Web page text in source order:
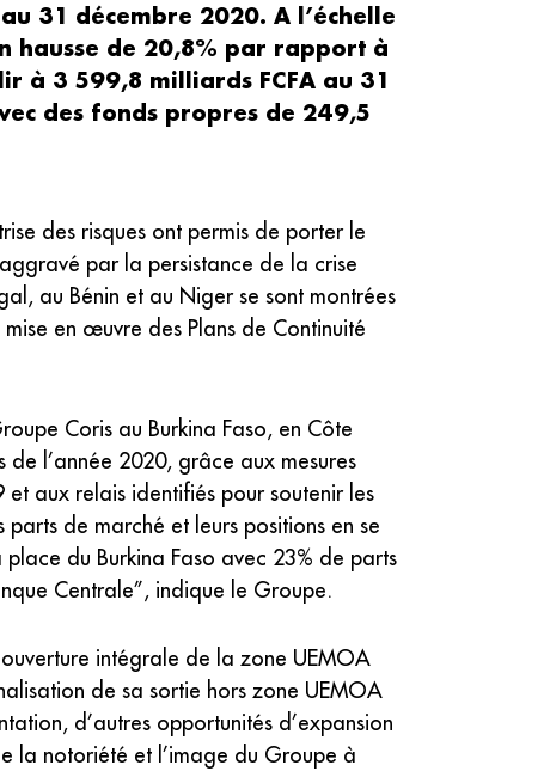
31 décembre 2020. A l’échelle
hausse de 20,8% par rapport à
à 3 599,8 milliards FCFA au 31
des fonds propres de 249,5
des risques ont permis de porter le
par la persistance de la crise
au Bénin et au Niger se sont montrées
en œuvre des Plans de Continuité
Coris au Burkina Faso, en Côte
l’année 2020, grâce aux mesures
aux relais identifiés pour soutenir les
de marché et leurs positions en se
du Burkina Faso avec 23% de parts
Centrale”, indique le Groupe.
intégrale de la zone UEMOA
de sa sortie hors zone UEMOA
d’autres opportunités d’expansion
la notoriété et l’image du Groupe à